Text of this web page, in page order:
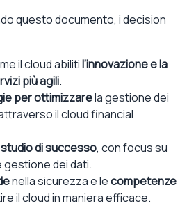
questo documento, i decision
il cloud abilitil’innovazione e la
più agili.
per ottimizzarela gestione dei
il cloud financial
di successo, con focus su
gestione dei dati.
nella sicurezza e lecompetenze
il cloud in maniera efficace.